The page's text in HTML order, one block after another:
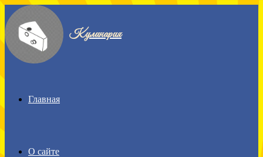
Menu Кулинария
Главная
О сайте